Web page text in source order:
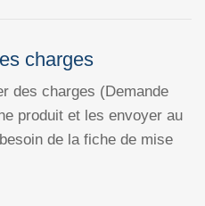
charges
des charges (Demande
produit et les envoyer au
de la fiche de mise